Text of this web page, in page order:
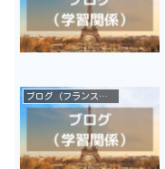
ブログ（フランス語学習）